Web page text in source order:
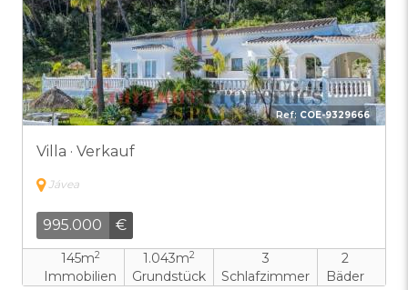
Ref: COE-9329666
Villa · Verkauf
Jávea
995.000 €
145m2
Immobilien
1.043m2
Grundstück
3
Schlafzimmer
2
Bäder